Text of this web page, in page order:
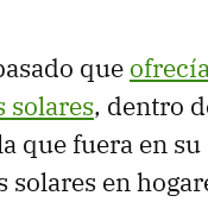
que
solares, dentro
que fuera en
en